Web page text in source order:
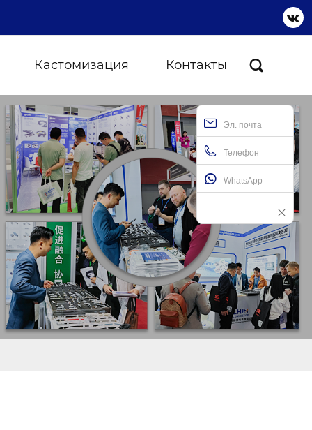

Кастомизация Контакты 
Эл. почта
Телефон
WhatsApp